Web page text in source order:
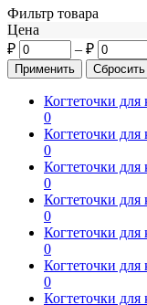
Фильтр товара
Цена
₽
– ₽
Когтеточки
0
Когтеточки для
0
Когтеточки
0
Когтеточки
0
Когтеточки для
0
Когтеточки для
0
Когтеточки